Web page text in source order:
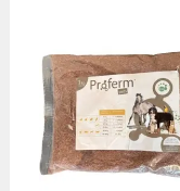
Tamanho
Dimensões
(gerais)
Peso